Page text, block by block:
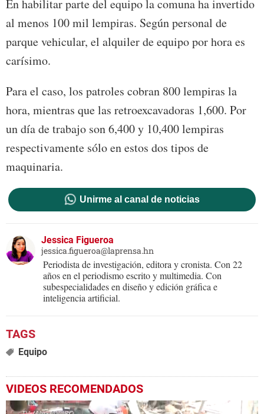
En habilitar parte del equipo la comuna ha invertido
al menos 100 mil lempiras. Según personal de
parque vehicular, el alquiler de equipo por hora es
carísimo.
Para el caso, los patroles cobran 800 lempiras la
hora, mientras que las retroexcavadoras 1,600. Por
un día de trabajo son 6,400 y 10,400 lempiras
respectivamente sólo en estos dos tipos de
maquinaria.
Unirme al canal de noticias
Jessica Figueroa
jessica.figueroa@laprensa.hn
Periodista de investigación, editora y cronista. Con 22
años en el periodismo escrito y multimedia. Con
subespecialidades en diseño y edición gráfica e
inteligencia artificial.
Equipo
VIDEOS RECOMENDADOS